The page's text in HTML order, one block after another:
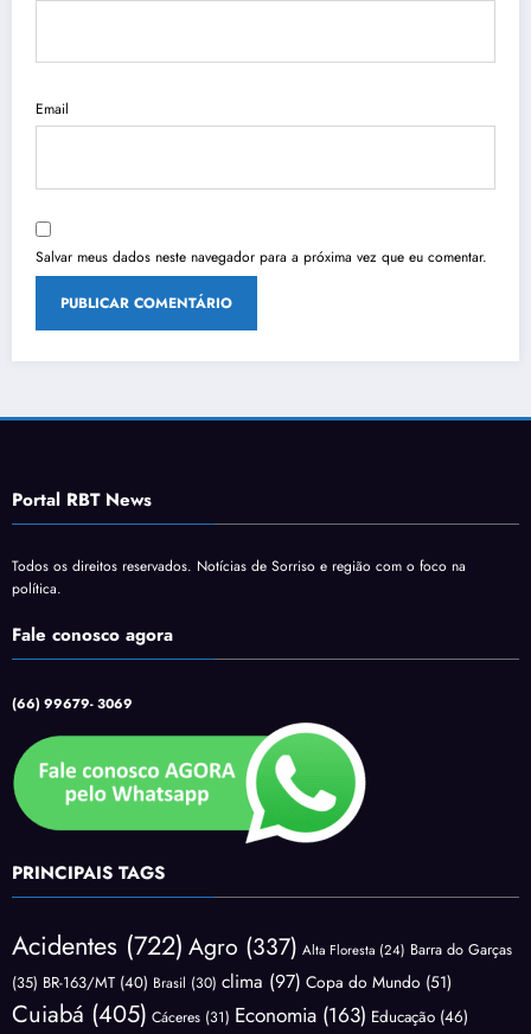
Email
Salvar meus dados neste navegador para a próxima vez que eu comentar.
Portal RBT News
Todos os direitos reservados. Notícias de Sorriso e região com o foco na
política.
Fale conosco agora
(66) 99679- 3069
PRINCIPAIS TAGS
Acidentes (722) Agro (337) Alta Floresta (24) Barra do Garças
(35) BR-163/MT (40) Brasil (30) clima (97) Copa do Mundo (51)
Cuiabá (405) Cáceres (31) Economia (163) Educação (46)